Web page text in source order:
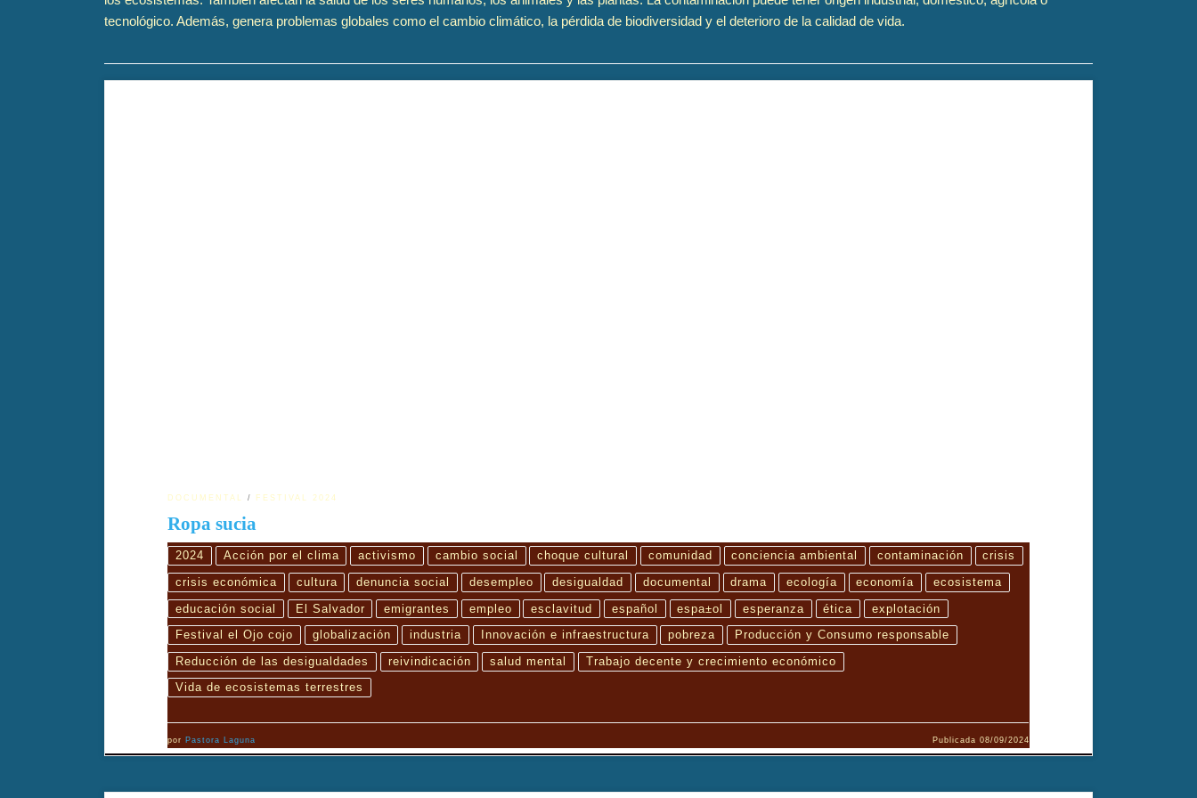
tecnológico. Además, genera problemas globales como el cambio climático, la pérdida de biodiversidad y el deterioro de la calidad de vida.
DOCUMENTAL FESTIVAL 2024
Ropa sucia
2024 Acción por el clima activismo cambio social choque cultural comunidad conciencia ambiental contaminación crisis
crisis económica cultura denuncia social desempleo desigualdad documental drama ecología economía ecosistema
educación social El Salvador emigrantes empleo esclavitud español espa±ol esperanza ética explotación
Festival el Ojo cojo globalización industria Innovación e infraestructura pobreza Producción y Consumo responsable
Reducción de las desigualdades reivindicación salud mental Trabajo decente y crecimiento económico
Vida de ecosistemas terrestres
porPastora Laguna Publicada 08/09/2024